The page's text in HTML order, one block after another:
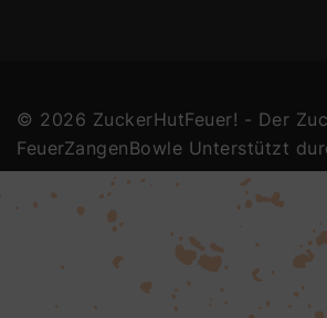
© 2026 ZuckerHutFeuer! - Der
FeuerZangenBowle Unterstützt